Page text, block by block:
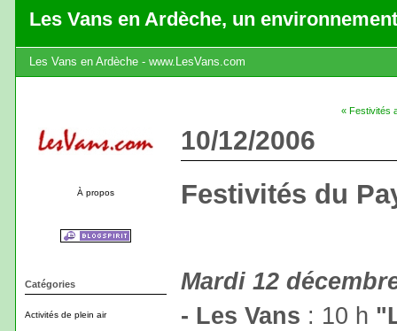
Les Vans en Ardèche, un
Les Vans en Ardèche - www.LesVans.com
À propos
Catégories
Activités de plein air
« Festivités
10/12/2006
Festivités du
Mardi 12
- Les Vans : 10 h